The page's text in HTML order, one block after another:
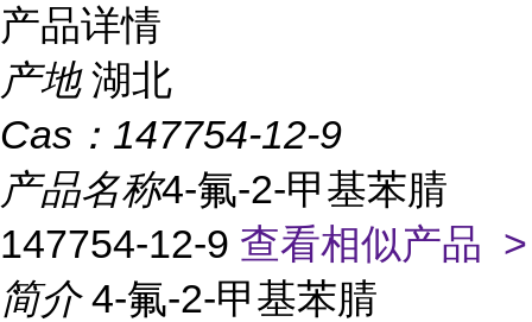
产品详情
产地 湖北
Cas： 147754-12-9
产品名称4-氟-2-甲基苯腈
147754-12-9 查看相似产品 >
简介 4-氟-2-甲基苯腈